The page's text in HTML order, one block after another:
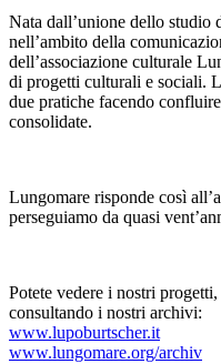
Nata dall’unione dello studio
nell’ambito della
dell’associazione culturale
di progetti culturali e sociali.
due pratiche facendo
consolidate.
Lungomare risponde così
perseguiamo da quasi
Potete vedere i nostri
consultando i nostri archivi:
www.lupoburtscher.it
www.lungomare.org/archiv